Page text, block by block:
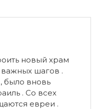
новый храм
шагов .
было вновь
. Со всех
евреи .